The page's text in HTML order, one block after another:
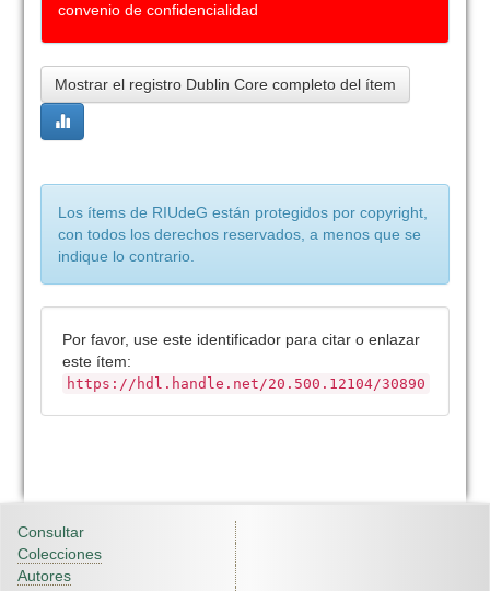
convenio de confidencialidad
Mostrar el registro Dublin Core completo del ítem
Los ítems de RIUdeG están protegidos por copyright,
con todos los derechos reservados, a menos que se
indique lo contrario.
Por favor, use este identificador para citar o enlazar
este ítem:
https://hdl.handle.net/20.500.12104/30890
Consultar
Colecciones
Autores